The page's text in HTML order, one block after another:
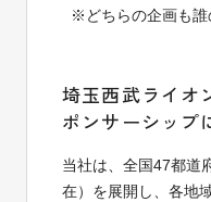
※どちらの企画も誰
埼玉西武ライオ
ポンサーシップ
当社は、全国47都道
在）を展開し
、各地